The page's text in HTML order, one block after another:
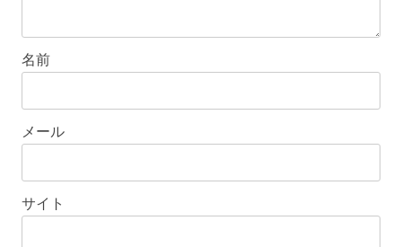
名前
メール
サイト